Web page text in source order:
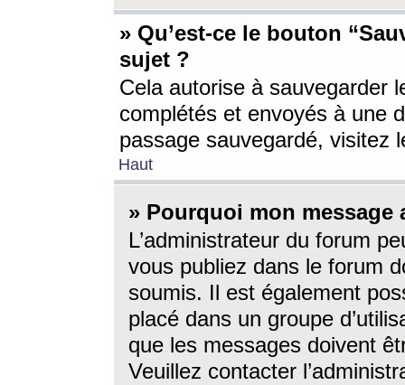
» Qu’est-ce le bouton
sujet ?
Cela autorise à sauvegarder
complétés et envoyés à une
passage sauvegardé, visitez
Haut
» Pourquoi mon message
L’administrateur du forum
vous publiez dans le forum
soumis. Il est également
placé dans un groupe
que les messages doivent
Veuillez contacter